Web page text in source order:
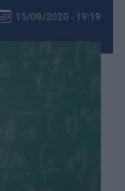
15/09/2020 - 19:19